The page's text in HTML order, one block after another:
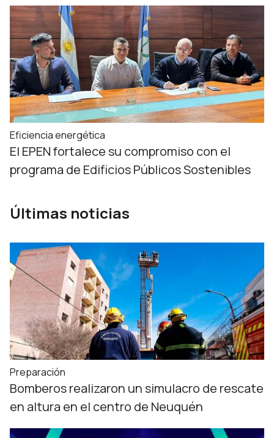
Eficiencia energética
El EPEN fortalece su compromiso con el
programa de Edificios Públicos Sostenibles
Últimas noticias
Preparación
Bomberos realizaron un simulacro de rescate
en altura en el centro de Neuquén